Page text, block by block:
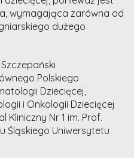
wymagająca zarówna od
dużego
Polskiego
Dziecięcej,
i Onkologii Dziecięcej
Kliniczny Nr 1 im. Prof.
Śląskiego Uniwersytetu